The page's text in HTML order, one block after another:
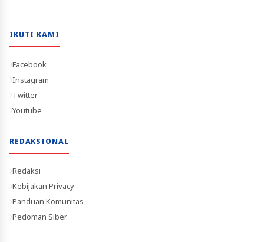
IKUTI KAMI
Facebook
Instagram
Twitter
Youtube
REDAKSIONAL
Redaksi
Kebijakan Privacy
Panduan Komunitas
Pedoman Siber